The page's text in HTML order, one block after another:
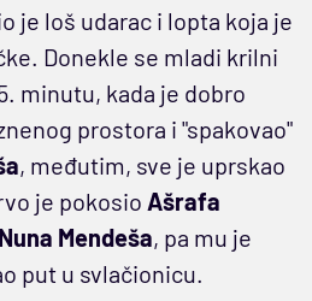
je loš udarac i lopta koja je
Donekle se mladi krilni
minutu, kada je dobro
prostora i "spakovao"
, međutim, sve je uprskao
je pokosio Ašrafa
Nuna Mendeša, pa mu je
put u svlačionicu.